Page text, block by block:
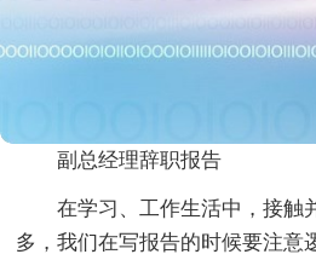
副总经理辞职报告
在学习、工作生活中，接触
多，我们在写报告的时候要注意